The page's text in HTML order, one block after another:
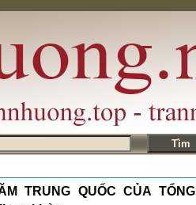
TRUNG QUỐC CỦA TỔNG